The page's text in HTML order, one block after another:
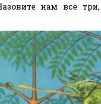
нам все